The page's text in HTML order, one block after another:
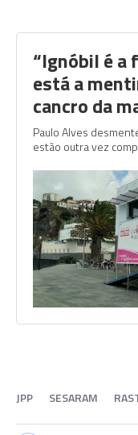
“Ignóbil é a
está a
cancro da
Paulo Alves
estão outra vez
JPP SESARAM